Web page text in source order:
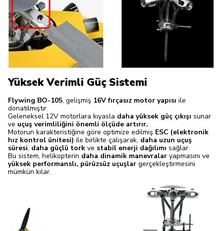
Yüksek Verimli Güç Sistemi
Flywing BO-105, gelişmiş 16V fırçasız motor yapısı ile
donatılmıştır.
Geleneksel 12V motorlara kıyasla daha yüksek güç çıkışı sunar
ve uçuş verimliliğini önemli ölçüde artırır.
Motorun karakteristiğine göre optimize edilmiş ESC (elektronik
hız kontrol ünitesi) ile birlikte çalışarak, daha uzun uçuş
süresi, daha güçlü tork ve stabil enerji dağılımı sağlar.
Bu sistem, helikopterin daha dinamik manevralar yapmasını ve
yüksek performanslı, pürüzsüz uçuşlar gerçekleştirmesini
mümkün kılar.